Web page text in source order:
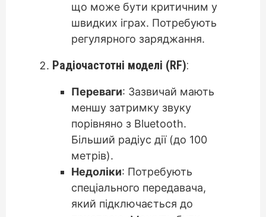
що може бути критичним у
швидких іграх. Потребують
регулярного заряджання.
Радіочастотні моделі (RF):
Переваги: Зазвичай мають
меншу затримку звуку
порівняно з Bluetooth.
Більший радіус дії (до 100
метрів).
Недоліки: Потребують
спеціального передавача,
який підключається до